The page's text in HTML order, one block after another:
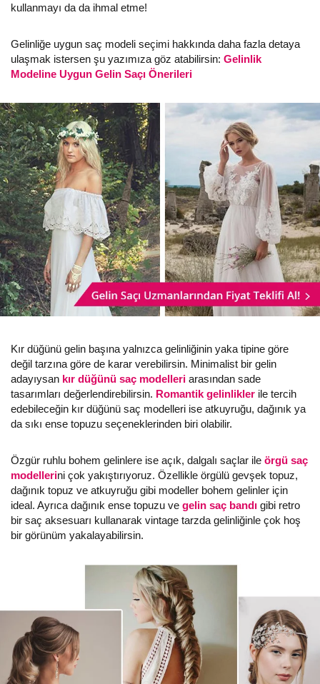
kullanmayı da da ihmal etme!
Gelinliğe uygun saç modeli seçimi hakkında daha fazla detaya
ulaşmak istersen şu yazımıza göz atabilirsin: Gelinlik
Modeline Uygun Gelin Saçı Önerileri
Kır düğünü gelin başına yalnızca gelinliğinin yaka tipine göre
değil tarzına göre de karar verebilirsin. Minimalist bir gelin
adayıysan kır düğünü saç modelleri arasından sade
tasarımları değerlendirebilirsin. Romantik gelinlikler ile tercih
edebileceğin kır düğünü saç modelleri ise atkuyruğu, dağınık ya
da sıkı ense topuzu seçeneklerinden biri olabilir.
Özgür ruhlu bohem gelinlere ise açık, dalgalı saçlar ile örgü saç
modellerini çok yakıştırıyoruz. Özellikle örgülü gevşek topuz,
dağınık topuz ve atkuyruğu gibi modeller bohem gelinler için
ideal. Ayrıca dağınık ense topuzu ve gelin saç bandı gibi retro
bir saç aksesuarı kullanarak vintage tarzda gelinliğinle çok hoş
bir görünüm yakalayabilirsin.